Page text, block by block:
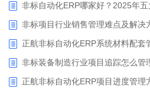
非标自动化ERP哪家好？2025年
非标项目行业销售管理难点及解决
正航非标自动化ERP系统材料配套
非标装备制造行业项目追踪怎么管
正航非标自动化ERP项目进度管理